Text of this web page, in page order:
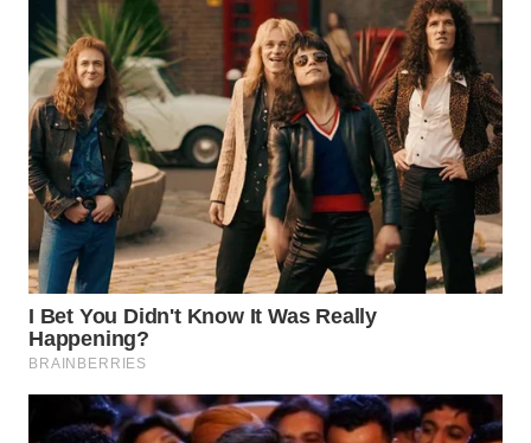
INFRASTRUKTUR
WAHANA
KONSUMEN
WAHANA
LISTRIK
WAHANA
TRAVEL
WAHANA
TV
WAHANANEWS